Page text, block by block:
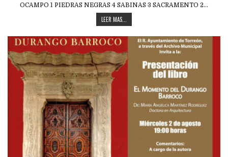
OCAMPO 1 PIEDRAS NEGRAS 4 SABINAS 3 SACRAMENTO 2…
LEER MAS...